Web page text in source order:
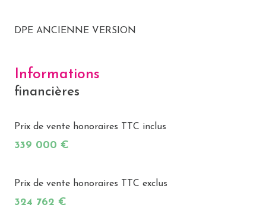
interphone
DPE ANCIENNE VERSION
Informations
financières
Prix de vente honoraires TTC inclus
339 000 €
Prix de vente honoraires TTC exclus
324 762 €